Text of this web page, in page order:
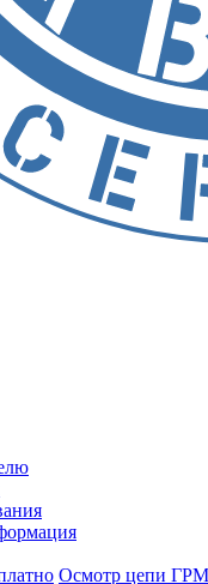
Осмотр цепи ГРМ